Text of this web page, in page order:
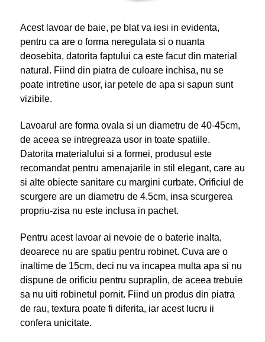
Acest lavoar de baie, pe blat va iesi in evidenta,
pentru ca are o forma neregulata si o nuanta
deosebita, datorita faptului ca este facut din material
natural. Fiind din piatra de culoare inchisa, nu se
poate intretine usor, iar petele de apa si sapun sunt
vizibile.
Lavoarul are forma ovala si un diametru de 40-45cm,
de aceea se intregreaza usor in toate spatiile.
Datorita materialului si a formei, produsul este
recomandat pentru amenajarile in stil elegant, care au
si alte obiecte sanitare cu margini curbate. Orificiul de
scurgere are un diametru de 4.5cm, insa scurgerea
propriu-zisa nu este inclusa in pachet.
Pentru acest lavoar ai nevoie de o baterie inalta,
deoarece nu are spatiu pentru robinet. Cuva are o
inaltime de 15cm, deci nu va incapea multa apa si nu
dispune de orificiu pentru supraplin, de aceea trebuie
sa nu uiti robinetul pornit. Fiind un produs din piatra
de rau, textura poate fi diferita, iar acest lucru ii
confera unicitate.